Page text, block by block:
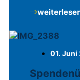
01. Juni